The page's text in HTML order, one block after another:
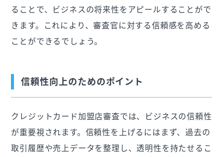
ることで、ビジネスの将来性をアピールすることがで
きます。これにより、審査官に対する信頼感を高める
ことができるでしょう。
信頼性向上のためのポイント
クレジットカード加盟店審査では、ビジネスの信頼性
が重要視されます。信頼性を上げるにはまず、過去の
取引履歴や売上データを整理し、透明性を持たせるこ